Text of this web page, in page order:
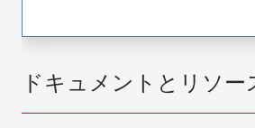
ドキュメントとリソー